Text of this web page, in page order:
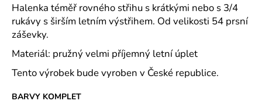
Halenka téměř rovného střihu s krátkými nebo s 3/4
rukávy s širším letním výstřihem. Od velikosti 54 prsní
záševky.
Materiál: pružný velmi příjemný letní úplet
Tento výrobek bude vyroben v České republice.
BARVY KOMPLET
u
j
e
m
e
DOMÁCÍ